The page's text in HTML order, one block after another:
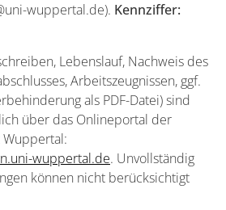
wuppertal.de). Kennziffer:
Lebenslauf, Nachweis des
Arbeitszeugnissen, ggf.
als PDF-Datei) sind
über das Onlineportal der
wuppertal.de. Unvollständig
können nicht berücksichtigt